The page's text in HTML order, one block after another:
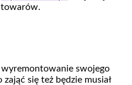
towarów.
wyremontowanie swojego
się też będzie musiał